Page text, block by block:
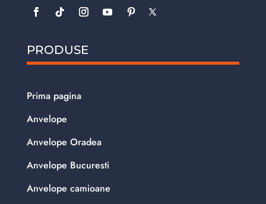
PRODUSE
Prima pagina
Anvelope
Anvelope Oradea
Anvelope Bucuresti
Anvelope camioane